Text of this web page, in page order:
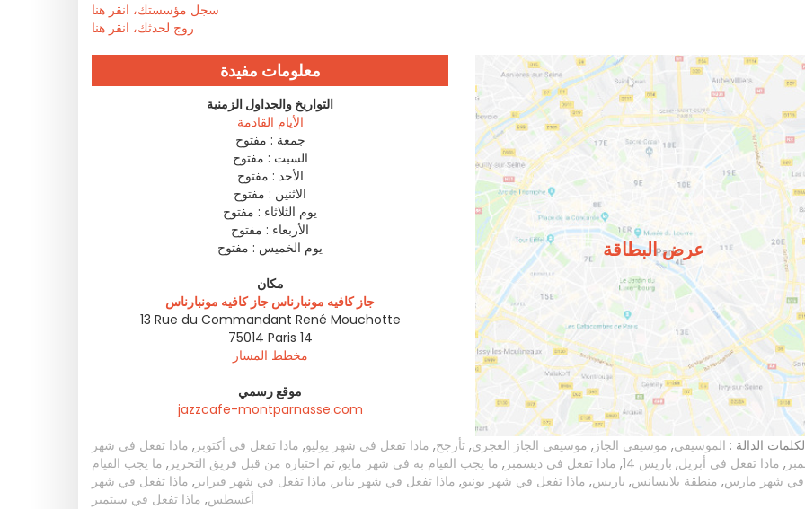
سجل مؤسستك، انقر هنا
روج لحدثك، انقر هنا
معلومات مفيدة
التواريخ والجداول الزمنية
الأيام القادمة
جمعة : مفتوح
السبت : مفتوح
الأحد : مفتوح
الاثنين : مفتوح
يوم الثلاثاء : مفتوح
الأربعاء : مفتوح
يوم الخميس : مفتوح
مكان
جاز كافيه مونبارناس جاز كافيه مونبارناس
13 Rue du Commandant René Mouchotte
75014 Paris 14
مخطط المسار
موقع رسمي
jazzcafe-montparnasse.com
عرض البطاقة
الدالة : الموسيقى, موسيقى الجاز , موسيقى الجاز الغجري, تأرجح, ماذا تفعل في شهر يوليو, ماذا تفعل في أكتوبر , ماذا تفعل في شهر
, ماذا تفعل في أبريل, باريس 14 , ماذا تفعل في ديسمبر , ما يجب القيام به في شهر مايو, تم اختباره من قبل فريق التحرير , ما يجب القيام
في شهر مارس, منطقة بلايسانس, باريس, ماذا تفعل في شهر يونيو, ماذا تفعل في شهر يناير , ماذا تفعل في شهر فبراير , ماذا تفعل في شهر
أغسطس, ماذا تفعل في سبتمبر